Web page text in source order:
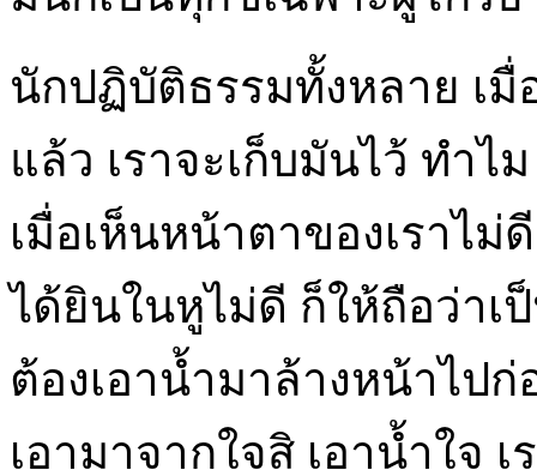
นักปฏิบัติธรรมทั้งหลาย เมื่
แล้ว เราจะเก็บมันไว้ ทำไ
เมื่อเห็นหน้าตาของเราไม่
ได้ยินในหูไม่ดี ก็ให้ถือว่าเป็
ต้องเอาน้ำมาล้างหน้าไป
เอามาจากใจสิ เอาน้ำใจ